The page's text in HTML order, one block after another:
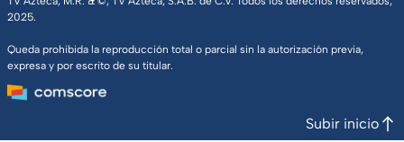
2025.
Queda prohibida la reproducción total o parcial sin la autorización previa,
expresa y por escrito de su titular.
Subir inicio